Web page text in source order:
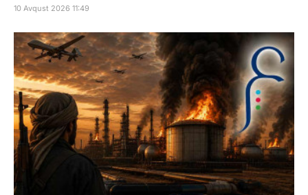
10 Avqust 2026 11:49